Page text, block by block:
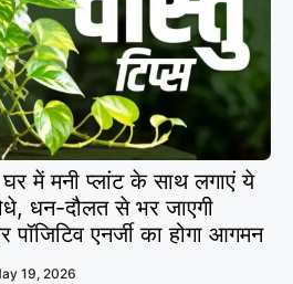
में मनी प्लांट के साथ लगाएं ये
धन-दौलत से भर जाएगी
एनर्जी का होगा आगमन
19, 2026